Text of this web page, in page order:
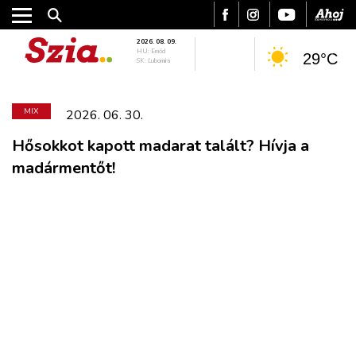
2026. 08. 09.
HU: Emőd
SK: Ľubomíra
29°C
MIX 2026. 06. 30.
Hősokkot kapott madarat talált? Hívja a
madármentőt!